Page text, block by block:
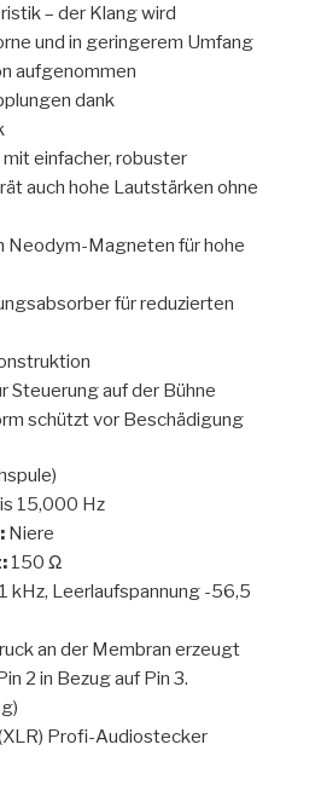
– der Klang wird
und in geringerem Umfang
aufgenommen
dank
einfacher, robuster
auch hohe Lautstärken ohne
Neodym-Magneten für hohe
für reduzierten
Steuerung auf der Bühne
schützt vor Beschädigung
15,000 Hz
Niere
150 Ω
kHz, Leerlaufspannung -56,5
an der Membran erzeugt
2 in Bezug auf Pin 3.
Profi-Audiostecker